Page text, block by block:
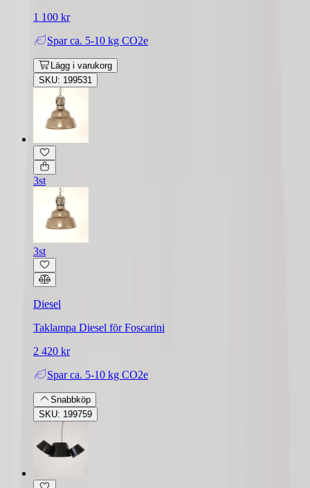
1 100 kr
Spar ca. 5-10 kg CO2e
Lägg i varukorg
SKU: 199531
3st
3st
Diesel
Taklampa Diesel för Foscarini
2 420 kr
Spar ca. 5-10 kg CO2e
Snabbköp
SKU: 199759